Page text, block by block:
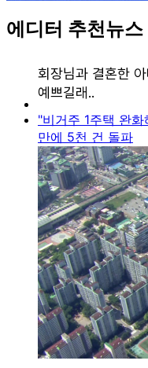
에디터 추천뉴스
"비거주 1주택 완
만에 5천 건 돌파